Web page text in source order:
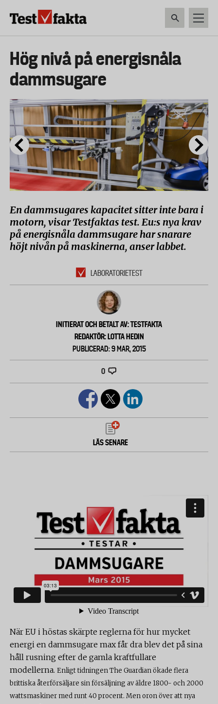
Huvudmeny
ny
TEKNIK VERKTYG &
Hög nivå på energisnåla
dammsugare
En dammsugares kapacitet sitter inte bara i
motorn, visar Testfaktas test. Eu:s nya krav
på energisnåla dammsugare har snarare
höjt nivån på maskinerna, anser labbet.
LABORATORIETEST
INITIERAT OCH BETALT AV: TESTFAKTA
REDAKTÖR: LOTTA HEDIN
PUBLICERAD: 9 MAR, 2015
0
LÄS SENARE
När EU i höstas skärpte reglerna för hur mycket
energi en dammsugare max får dra blev det på sina
håll rusning efter de gamla kraftfullare
modellerna. Enligt tidningen The Guardian ökade flera
brittiska återförsäljare sin försäljning av äldre 1800- och 2000
wattsmaskiner med runt 40 procent. Men oron över att nya